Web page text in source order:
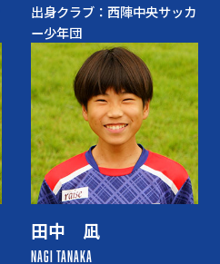
出身クラブ：西陣中央サッカ
ー少年団
田中 凪
NAGI TANAKA